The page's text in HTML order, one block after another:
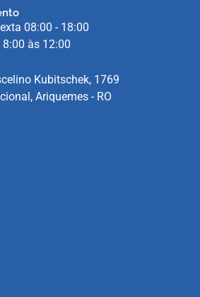
08:00 - 18:00
às 12:00
Kubitschek, 1769
Ariquemes - RO